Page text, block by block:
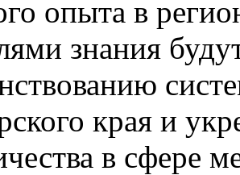
опыта в
знания
края и
в сфере